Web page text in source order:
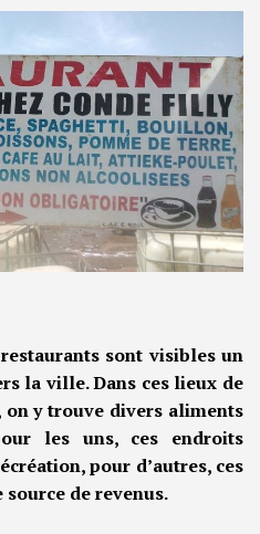
sont visibles un
la ville. Dans ces lieux de
y trouve divers aliments
les uns, ces endroits
pour d’autres, ces
source de revenus.